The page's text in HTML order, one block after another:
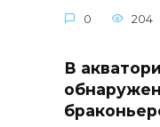
0 204
В